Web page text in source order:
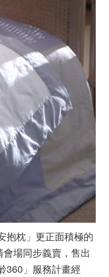
抱枕」更正面積極的
場同步義賣，售出
360」服務計畫經